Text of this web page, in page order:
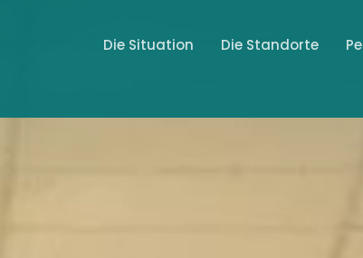
Die Situation Die Standorte